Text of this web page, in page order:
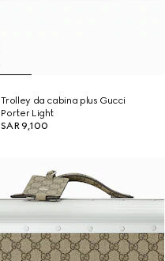
Trolley da cabina plus Gucci
Porter Light
SAR 9,100